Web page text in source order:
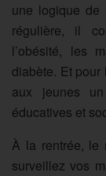
une logique de
régulière, il
l’obésité, les
diabète. Et pour
aux jeunes
éducatives et
À la rentrée, le
surveillez vos